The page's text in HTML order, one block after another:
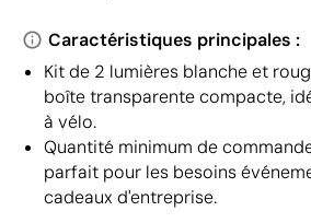
Caractéristiques principales :
Kit de 2 lumières blanche et
boîte transparente compacte,
à vélo.
Quantité minimum de
parfait pour les besoins
cadeaux d'entreprise.